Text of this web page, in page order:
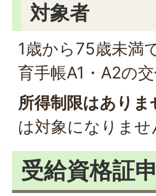
対象者
1歳から75歳未満
育手帳A1・A2の
所得制限はありま
は対象になりませ
受給資格証